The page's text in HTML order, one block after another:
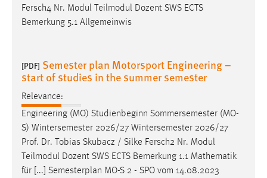
Fersch4 Nr. Modul Teilmodul Dozent SWS ECTS
Bemerkung 5.1 Allgemeinwis
[PDF] Semester plan Motorsport Engineering –
start of studies in the summer semester
Relevance:
Engineering (MO) Studienbeginn Sommersemester (MO-
S) Wintersemester 2026/27 Wintersemester 2026/27
Prof. Dr. Tobias Skubacz / Silke Fersch2 Nr. Modul
Teilmodul Dozent SWS ECTS Bemerkung 1.1 Mathematik
für [...] Semesterplan MO-S 2 - SPO vom 14.08.2023